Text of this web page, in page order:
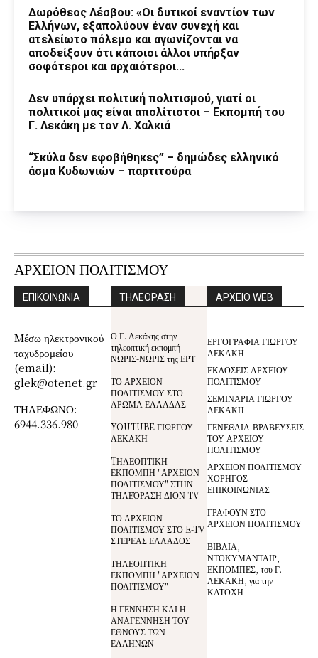
Δωρόθεος Λέσβου: «Οι δυτικοί εναντίον των
Ελλήνων, εξαπολύουν έναν συνεχή και
ατελείωτο πόλεμο και αγωνίζονται να
αποδείξουν ότι κάποιοι άλλοι υπήρξαν
σοφότεροι και αρχαιότεροι...
Δεν υπάρχει πολιτική πολιτισμού, γιατί οι
πολιτικοί μας είναι απολίτιστοι – Εκπομπή του
Γ. Λεκάκη με τον Λ. Χαλκιά
“Σκύλα δεν εφοβήθηκες” – δημώδες ελληνικό
άσμα Κυδωνιών – παρτιτούρα
ΑΡΧΕΙΟΝ ΠΟΛΙΤΙΣΜΟΥ
ΕΠΙΚΟΙΝΩΝΙΑ
Mέσω ηλεκτρονικού
ταχυδρομείου
(email):
glek@otenet.gr
ΤΗΛΕΦΩΝΟ:
6944.336.980
ΤΗΛΕΟΡΑΣΗ
Ο Γ. Λεκάκης στην
τηλεοπτική εκπομπή
ΝΩΡΙΣ-ΝΩΡΙΣ της ΕΡΤ
ΤΟ ΑΡΧΕΙΟΝ
ΠΟΛΙΤΙΣΜΟΥ ΣΤΟ
ΑΡΩΜΑ ΕΛΛΑΔΑΣ
YOUTUBE ΓΙΩΡΓΟΥ
ΛΕΚΑΚΗ
TΗΛΕΟΠΤΙΚΗ
ΕΚΠΟΜΠΗ "ΑΡΧΕΙΟΝ
ΠΟΛΙΤΙΣΜΟΥ" ΣΤΗΝ
ΤΗΛΕΌΡΑΣΗ ΔΙΟΝ TV
ΤΟ ΑΡΧΕΙΟΝ
ΠΟΛΙΤΙΣΜΟΥ ΣΤΟ E-TV
ΣΤΕΡΕΑΣ ΕΛΛΑΔΟΣ
ΤΗΛΕΟΠΤΙΚΗ
ΕΚΠΟΜΠΗ "ΑΡΧΕΙΟΝ
ΠΟΛΙΤΙΣΜΟΥ"
Η ΓΕΝΝΗΣΗ ΚΑΙ Η
ΑΝΑΓΕΝΝΗΣΗ ΤΟΥ
ΕΘΝΟΥΣ ΤΩΝ
ΕΛΛΗΝΩΝ
ΑΡΧΕΙΟ WEB
ΕΡΓΟΓΡΑΦΙΑ ΓΙΩΡΓΟΥ
ΛΕΚΑΚΗ
ΕΚΔΟΣΕΙΣ ΑΡΧΕΙΟΥ
ΠΟΛΙΤΙΣΜΟΥ
ΣΕΜΙΝΑΡΙΑ ΓΙΩΡΓΟΥ
ΛΕΚΑΚΗ
ΓΕΝΕΘΛΙΑ-ΒΡΑΒΕΥΣΕΙΣ
ΤΟΥ ΑΡΧΕΙΟΥ
ΠΟΛΙΤΙΣΜΟΥ
ΑΡΧΕΙΟΝ ΠΟΛΙΤΙΣΜΟΥ
ΧΟΡΗΓΟΣ
ΕΠΙΚΟΙΝΩΝΙΑΣ
ΓΡΑΦΟΥΝ ΣΤΟ
ΑΡΧΕΙΟΝ ΠΟΛΙΤΙΣΜΟΥ
ΒΙΒΛΙΑ,
ΝΤΟΚΥΜΑΝΤΑΙΡ,
ΕΚΠΟΜΠΕΣ, του Γ.
ΛΕΚΑΚΗ, για την
ΚΑΤΟΧΗ